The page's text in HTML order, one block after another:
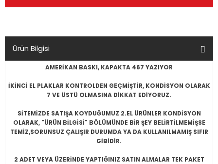
Ürün Bilgisi
AMERİKAN BASKI, KAPAKTA 467 YAZIYOR
İKİNCİ EL PLAKLAR KONTROLDEN GEÇMİŞTİR, KONDİSYON OLARAK
7 VE ÜSTÜ OLMASINA DİKKAT EDİYORUZ.
SİTEMİZDE SATIŞA KOYDUĞUMUZ 2.EL ÜRÜNLER KONDİSYON
OLARAK, "ÜRÜN BİLGİSİ" BÖLÜMÜNDE BİR ŞEY BELİRTİLMEMİŞSE
TEMİZ,SORUNSUZ ÇALIŞIR DURUMDA YA DA KULLANILMAMIŞ SIFIR
GİBİDİR.
2 ADET VEYA ÜZERİNDE YAPTIĞINIZ SATIN ALMALAR TEK PAKET